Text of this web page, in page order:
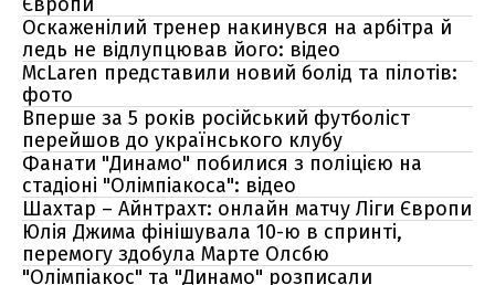
Оскаженілий тренер накинувся на арбітра й
ледь не відлупцював його: відео
McLaren представили новий болід та пілотів:
фото
Вперше за 5 років російський футболіст
перейшов до українського клубу
Фанати "Динамо" побилися з поліцією на
стадіоні "Олімпіакоса": відео
Шахтар – Айнтрахт: онлайн матчу Ліги Європи
Юлія Джима фінішувала 10-ю в спринті,
перемогу здобула Марте Олсбю
"Олімпіакос" та "Динамо" розписали